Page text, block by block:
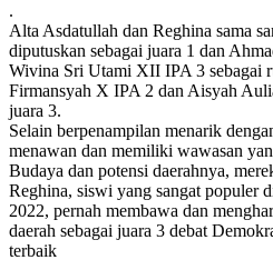
.
Alta Asdatullah dan Reghina sama
diputuskan sebagai juara 1 dan
Wivina Sri Utami XII IPA 3 sebagai
Firmansyah X IPA 2 dan Aisyah
juara 3.
Selain berpenampilan menarik
menawan dan memiliki wawasan
Budaya dan potensi daerahnya,
Reghina, siswi yang sangat populer
2022, pernah membawa dan
daerah sebagai juara 3 debat
terbaik